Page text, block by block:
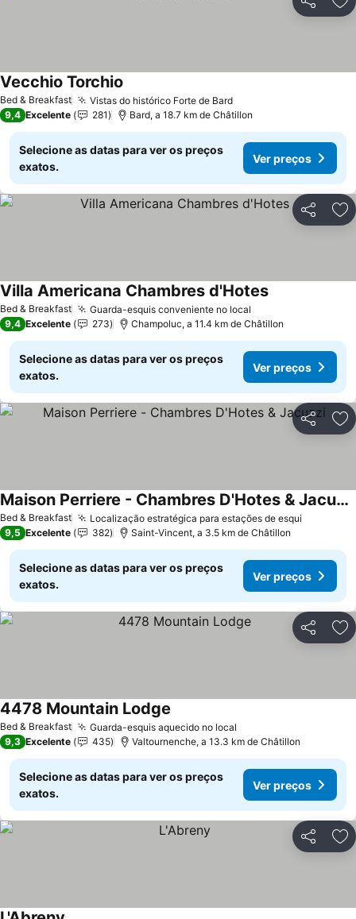
Partilhar
Bed & Breakfast Vistas do histórico Forte de Bard
Vecchio Torchio
9,4 Excelente 281 Bard, a 18.7 km de Châtillon
Selecione as datas para ver os preços
exatos.
Ver preços
Partilhar
Bed & Breakfast Guarda-esquis conveniente no local
Villa Americana Chambres d'Hotes
9,4 Excelente 273 Champoluc, a 11.4 km de Châtillon
Selecione as datas para ver os preços
exatos.
Ver preços
Partilhar
Bed & Breakfast Localização estratégica para estações de esqui
Maison Perriere - Chambres D'Hotes & Jacuzzi
9,5 Excelente 382 Saint-Vincent, a 3.5 km de Châtillon
Selecione as datas para ver os preços
exatos.
Ver preços
Partilhar
Bed & Breakfast Guarda-esquis aquecido no local
4478 Mountain Lodge
9,3 Excelente 435 Valtournenche, a 13.3 km de Châtillon
Selecione as datas para ver os preços
exatos.
Ver preços
Partilhar